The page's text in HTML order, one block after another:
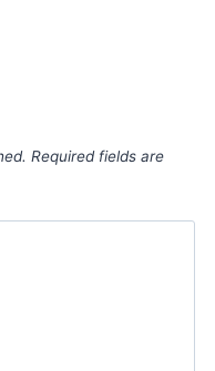
Required fields are